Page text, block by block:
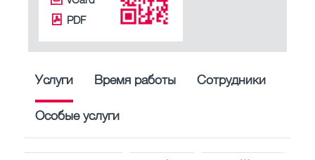
PDF
Услуги Время работы Сотрудники
Особые услуги